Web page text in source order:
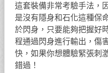
這套裝備非常考驗手法，
是沒有隱身和石化這種保
於閃身，只要能夠把握好
程通過閃身進行輸出，傷
快，如果你想體驗緊張刺
錯過！